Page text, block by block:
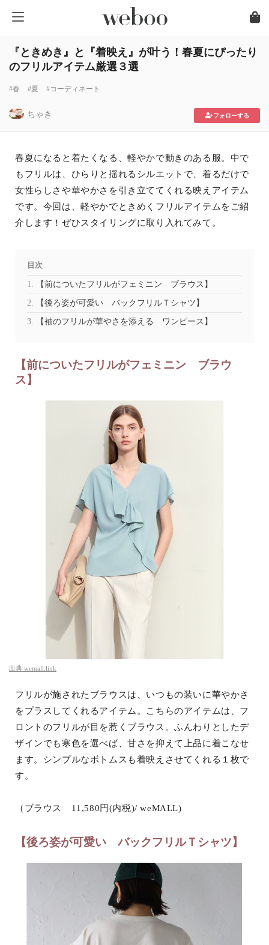
『ときめき』と『着映え』が叶う！春夏にぴったり
のフリルアイテム厳選３選
#春 #夏 #コーディネート
ちゃき フォローする
春夏になると着たくなる、軽やかで動きのある服。中で
もフリルは、ひらりと揺れるシルエットで、着るだけで
女性らしさや華やかさを引き立ててくれる映えアイテム
です。今回は、軽やかでときめくフリルアイテムをご紹
介します！ぜひスタイリングに取り入れてみて。
目次
【前についたフリルがフェミニン ブラウス】
【後ろ姿が可愛い バックフリルＴシャツ】
【袖のフリルが華やさを添える ワンピース】
【前についたフリルがフェミニン ブラウ
ス】
出典 wemall.link
フリルが施されたブラウスは、いつもの装いに華やかさ
をプラスしてくれるアイテム。こちらのアイテムは、フ
ロントのフリルが目を惹くブラウス。ふんわりとしたデ
ザインでも寒色を選べば、甘さを抑えて上品に着こなせ
ます。シンプルなボトムスも着映えさせてくれる１枚で
す。
（ブラウス 11,580円(内税)/ weMALL)
【後ろ姿が可愛い バックフリルＴシャツ】